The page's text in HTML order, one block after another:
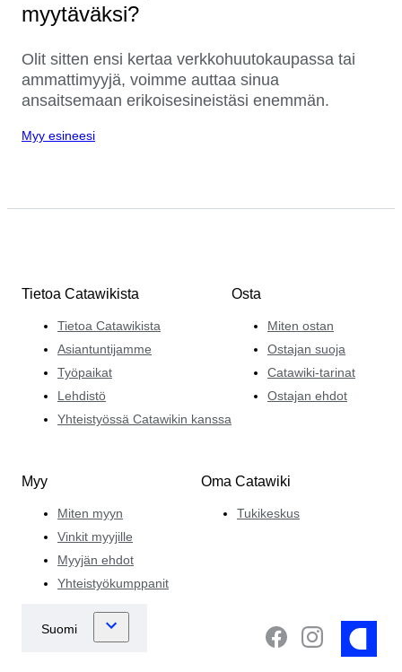
myytäväksi?
Olit sitten ensi kertaa verkkohuutokaupassa tai
ammattimyyjä, voimme auttaa sinua
ansaitsemaan erikoisesineistäsi enemmän.
Myy esineesi
Tietoa Catawikista
Tietoa Catawikista
Asiantuntijamme
Työpaikat
Lehdistö
Yhteistyössä Catawikin kanssa
Osta
Miten ostan
Ostajan suoja
Catawiki-tarinat
Ostajan ehdot
Myy
Miten myyn
Vinkit myyjille
Myyjän ehdot
Yhteistyökumppanit
Oma Catawiki
Tukikeskus